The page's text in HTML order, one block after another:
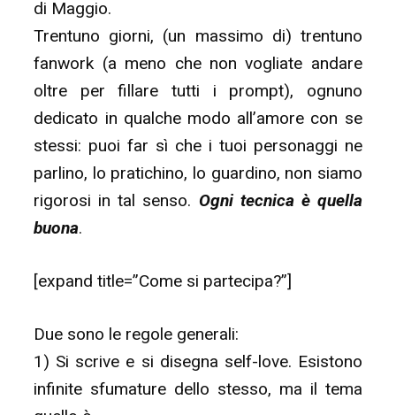
di Maggio.
Trentuno giorni, (un massimo di) trentuno
fanwork (a meno che non vogliate andare
oltre per fillare tutti i prompt), ognuno
dedicato in qualche modo all’amore con se
stessi: puoi far sì che i tuoi personaggi ne
parlino, lo pratichino, lo guardino, non siamo
rigorosi in tal senso. Ogni tecnica è quella
buona.
[expand title=”Come si partecipa?”]
Due sono le regole generali:
1) Si scrive e si disegna self-love. Esistono
infinite sfumature dello stesso, ma il tema